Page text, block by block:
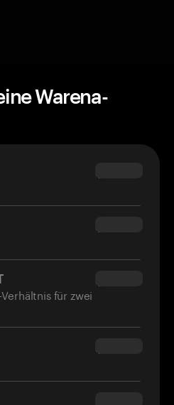
Warena-
$69.90
$54.90
für zwei
$34.95
$160.00